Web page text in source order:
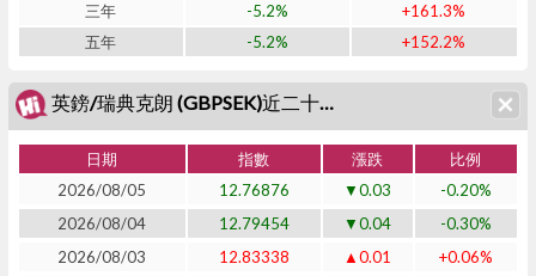
三年
-5.2%
+161.3%
五年
-5.2% +152.2%
英鎊/瑞典克朗 (GBPSEK)近二十日表現
日期 指數 漲跌
比例
2026/08/05
12.76876 ▼0.03
-0.20%
2026/08/04
12.79454 ▼0.04
-0.30%
2026/08/03
12.83338 ▲0.01
+0.06%